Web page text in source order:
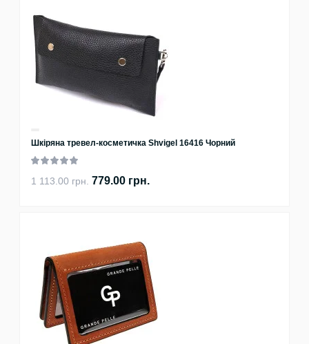
Шкіряна тревел-косметичка Shvigel 16416 Чорний
1 113.00 грн. 779.00 грн.